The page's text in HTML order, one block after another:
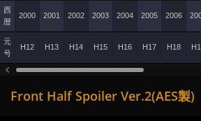
西
暦
2000 2001 2002 2003 2004 2005 2006
元
号
H12 H13 H14 H15 H16 H17 H18
Front Half Spoiler Ver.2(AES製)